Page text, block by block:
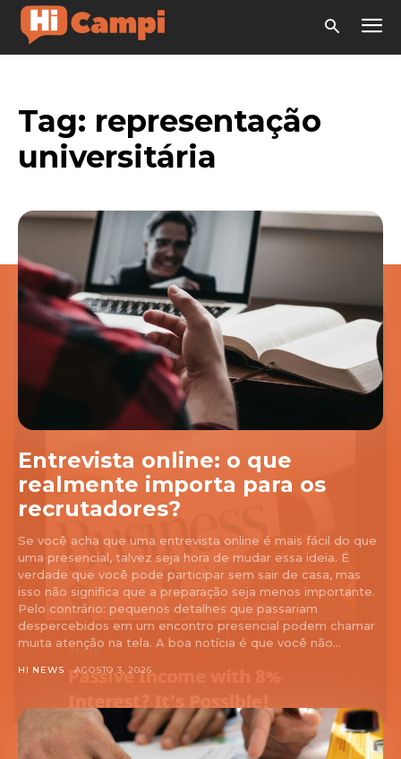
Tag: representação
universitária
Entrevista online: o que
realmente importa para os
recrutadores?
Se você acha que uma entrevista online é mais fácil do que
uma presencial, talvez seja hora de mudar essa ideia. É
verdade que você pode participar sem sair de casa, mas
isso não significa que a preparação seja menos importante.
Pelo contrário: pequenos detalhes que passariam
despercebidos em um encontro presencial podem chamar
muita atenção na tela. A boa notícia é que você não...
HI NEWS AGOSTO 3, 2026